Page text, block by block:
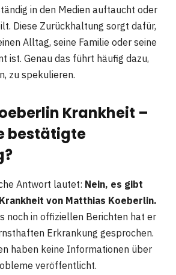
in den Medien auftaucht oder
Diese Zurückhaltung sorgt dafür,
Alltag, seine Familie oder seine
ist. Genau das führt häufig dazu,
zu spekulieren.
Krankheit –
bestätigte
Antwort lautet: Nein, es gibt
von Matthias Koeberlin.
noch in offiziellen Berichten hat er
Erkrankung gesprochen.
haben keine Informationen über
veröffentlicht.